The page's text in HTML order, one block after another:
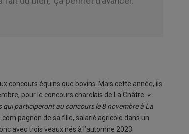
concours équins que bovins. Mais cette année, ils
pour le concours charolais de La Châtre. «
qui participeront au concours le 8 novembre à La
pagnon de sa fille, salarié agricole dans un
avec trois veaux nés à l’automne 2023.